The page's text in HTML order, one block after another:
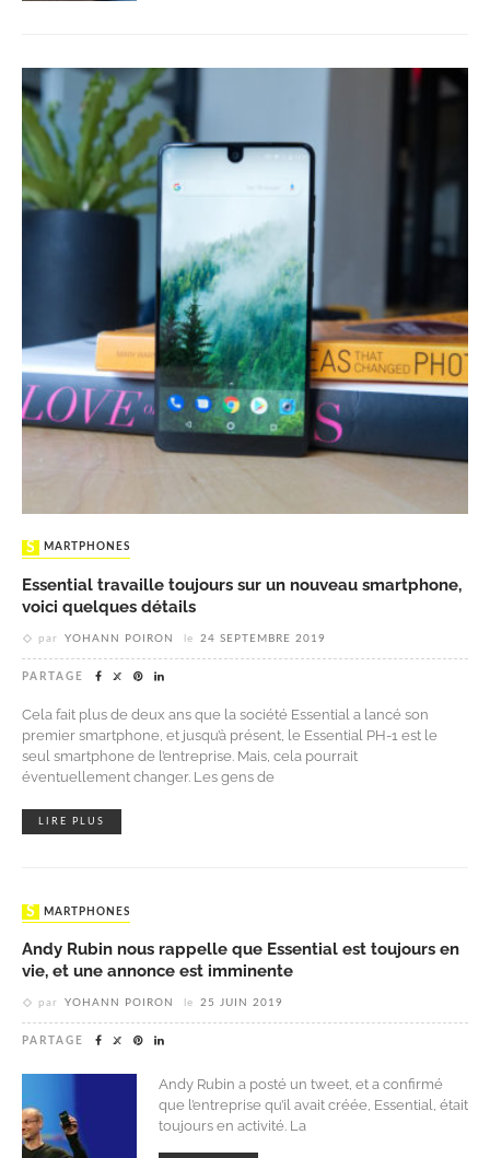
SMARTPHONES
Essential travaille toujours sur un nouveau smartphone,
voici quelques détails
par YOHANN POIRON le 24 SEPTEMBRE 2019
PARTAGE
Cela fait plus de deux ans que la société Essential a lancé son
premier smartphone, et jusqu’à présent, le Essential PH-1 est le
seul smartphone de l’entreprise. Mais, cela pourrait
éventuellement changer. Les gens de
LIRE PLUS
SMARTPHONES
Andy Rubin nous rappelle que Essential est toujours en
vie, et une annonce est imminente
par YOHANN POIRON le 25 JUIN 2019
PARTAGE
Andy Rubin a posté un tweet, et a confirmé
que l’entreprise qu’il avait créée, Essential, était
toujours en activité. La